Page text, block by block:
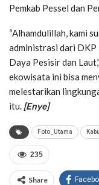
Pemkab Pessel dan
“Alhamdulillah, kami
administrasi dari DKP
Daya Pesisir dan
ekowisata ini bisa
melestarikan
itu. [Enye]
Foto_Utama
235
Share